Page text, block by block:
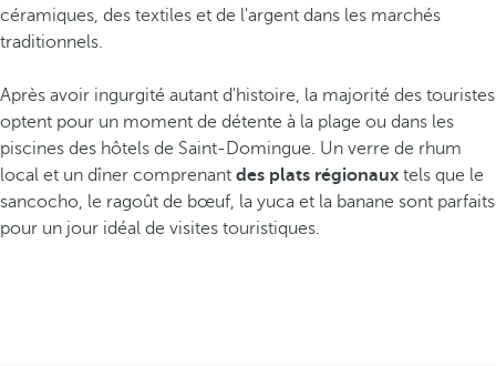
céramiques, des textiles et de l'argent dans les marchés
traditionnels.
Après avoir ingurgité autant d'histoire, la majorité des touristes
optent pour un moment de détente à la plage ou dans les
piscines des hôtels de Saint-Domingue. Un verre de rhum
local et un dîner comprenant des plats régionaux tels que le
sancocho, le ragoût de bœuf, la yuca et la banane sont parfaits
pour un jour idéal de visites touristiques.